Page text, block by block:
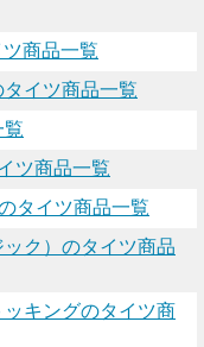
商品一覧
イツ商品一覧
覧
ツ商品一覧
タイツ商品一覧
ク）のタイツ商品
キングのタイツ商